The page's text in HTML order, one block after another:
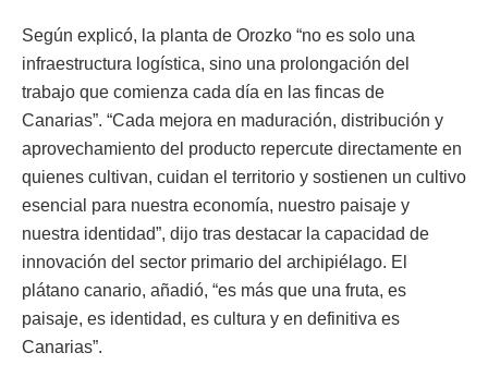
Según explicó, la planta de Orozko “no es solo una
infraestructura logística, sino una prolongación del
trabajo que comienza cada día en las fincas de
Canarias”. “Cada mejora en maduración, distribución y
aprovechamiento del producto repercute directamente en
quienes cultivan, cuidan el territorio y sostienen un cultivo
esencial para nuestra economía, nuestro paisaje y
nuestra identidad”, dijo tras destacar la capacidad de
innovación del sector primario del archipiélago. El
plátano canario, añadió, “es más que una fruta, es
paisaje, es identidad, es cultura y en definitiva es
Canarias”.